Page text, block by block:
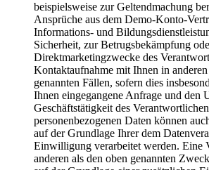
beispielsweise zur Geltendmachung
Ansprüche aus dem Demo-Konto-
Informations- und
Sicherheit, zur Betrugsbekämpfung
Direktmarketingzwecke des
Kontaktaufnahme mit Ihnen in anderen
genannten Fällen, sofern dies
Ihnen eingegangene Anfrage und den
Geschäftstätigkeit des
personenbezogenen Daten können
auf der Grundlage Ihrer dem
Einwilligung verarbeitet werden. Eine
anderen als den oben genannten